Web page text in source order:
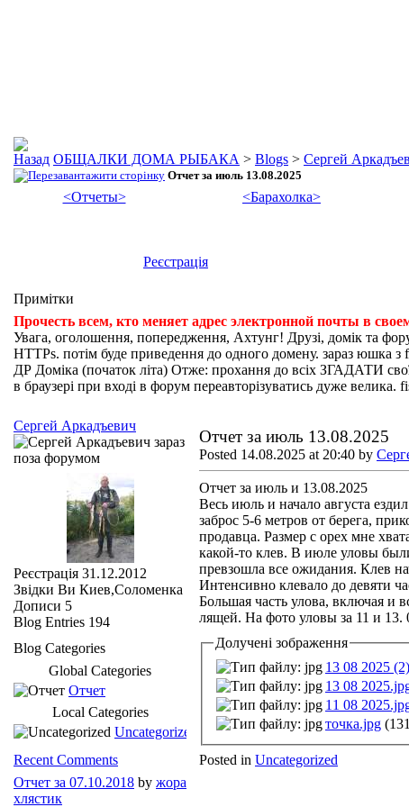
ОБЩАЛКИ ДОМА РЫБАКА > Blogs > Сергей
Отчет за июль 13.08.2025
<Отчеты>
<Барахолка>
Реєстрація
Примітки
Прочесть всем, кто меняет адрес электронной почты в
Увага, оголошення, попередження, Ахтунг! Друзі, домік та
HTTPs. потім буде приведення до одного домену. зараз юшка
ДР Доміка (початок літа) Отже: прохання до всіх ЗГАДАТИ
в браузері при вході в форум переавторізуватись дуже
Отчет за июль 13.08.2025
Posted 14.08.2025 at 20:40 by
Отчет за июль и 13.08.2025
Весь июль и начало августа
заброс 5-6 метров от берега,
продавца. Размер с орех мне
какой-то клев. В июле уловы
превзошла все ожидания. Клев
Интенсивно клевало до девяти
Большая часть улова, включая и
лящей. На фото уловы за 11 и
Долучені зображення
13 08 2025
13 08
11 08
точка.jpg
Posted in Uncategorized
Сергей Аркадъевич
Реєстрація 31.12.2012
Звідки Ви Киев,Соломенка
Дописи 5
Blog Entries 194
Blog Categories
Global Categories
Отчет
Local Categories
Uncategorized
Recent Comments
Отчет за 07.10.2018 by жора
хлястик